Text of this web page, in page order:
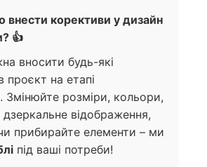
корективи у дизайн
👍
вносити будь-які
проєкт на етапі
Змінюйте розміри, кольори,
відображення,
прибирайте елементи – ми
під ваші потреби!